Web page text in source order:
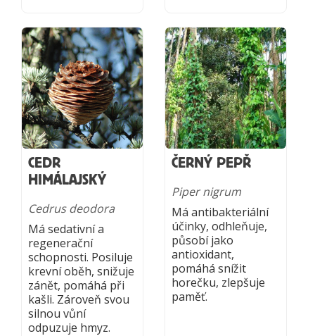
CEDR
HIMÁLAJSKÝ
Cedrus deodora
Má sedativní a
regenerační
schopnosti. Posiluje
krevní oběh, snižuje
zánět, pomáhá při
kašli. Zároveň svou
silnou vůní
odpuzuje hmyz.
ČERNÝ PEPŘ
Piper nigrum
Má antibakteriální
účinky, odhleňuje,
působí jako
antioxidant,
pomáhá snížit
horečku, zlepšuje
paměť.